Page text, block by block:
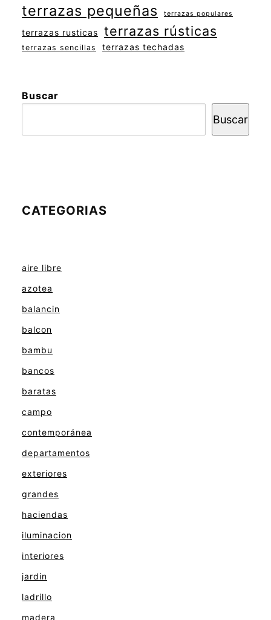
terrazas pequeñas terrazas populares
terrazas rusticas terrazas rústicas
terrazas sencillas terrazas techadas
Buscar
Buscar
CATEGORIAS
aire libre
azotea
balancin
balcon
bambu
bancos
baratas
campo
contemporánea
departamentos
exteriores
grandes
haciendas
iluminacion
interiores
jardin
ladrillo
madera